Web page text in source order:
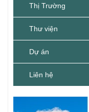
Thị Trường
Thư viện
Dự án
Liên hệ